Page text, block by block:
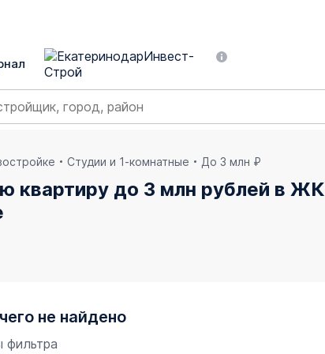
Студии и 1-комнатные До 3 млн ₽
квартиру до 3 млн рублей в ЖК
не найдено
фильтра